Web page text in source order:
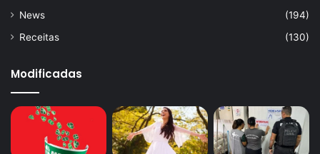
News
(194)
Receitas
(130)
Modificadas